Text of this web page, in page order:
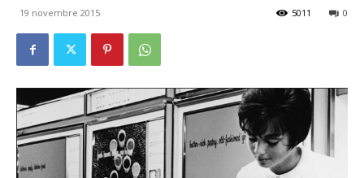
19 novembre 2015 0
5011